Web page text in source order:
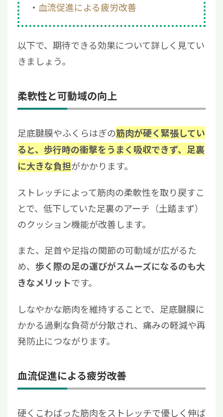
血流促進による疲労改善
以下で、期待できる効果について詳しく見てい
きましょう。
柔軟性と可動域の向上
足底腱膜やふくらはぎの筋肉が硬く緊張してい
ると、歩行時の衝撃をうまく吸収できず、足裏
に大きな負担がかかります。
ストレッチによって筋肉の柔軟性を取り戻すこ
とで、低下していた足裏のアーチ（土踏まず）
のクッション機能が改善します。
また、足首や足指の関節の可動域が広がるた
め、 歩く際の足の運びがスムーズになるのも大
きなメリットです。
しなやかな筋肉を維持することで、足底腱膜に
かかる過剰な負荷が分散され、痛みの軽減や再
発防止につながります。
血流促進による疲労改善
硬くこわばった筋肉をストレッチで優しく伸ば